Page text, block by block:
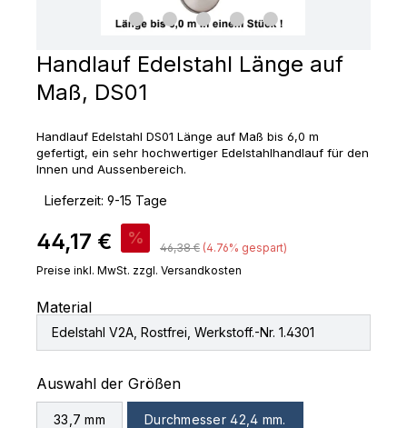
Handlauf Edelstahl Länge auf
Maß, DS01
Handlauf Edelstahl DS01 Länge auf Maß bis 6,0 m
gefertigt, ein sehr hochwertiger Edelstahlhandlauf für den
Innen und Aussenbereich.
Lieferzeit: 9-15 Tage
Verkaufspreis:
44,17 € % Regulärer Preis:
46,38 € (4.76% gespart)
Preise inkl. MwSt. zzgl. Versandkosten
Material
Edelstahl V2A, Rostfrei, Werkstoff.-Nr. 1.4301
Auswahl der Größenauswählen
33,7 mm Durchmesser 42,4 mm.